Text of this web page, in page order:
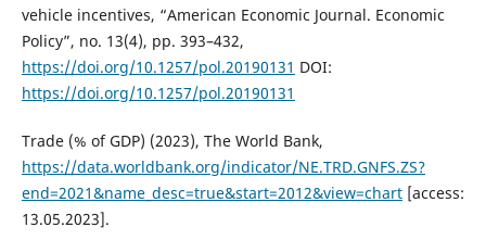
vehicle incentives, “American Economic Journal. Economic
Policy”, no. 13(4), pp. 393–432,
https://doi.org/10.1257/pol.20190131 DOI:
https://doi.org/10.1257/pol.20190131
Trade (% of GDP) (2023), The World Bank,
https://data.worldbank.org/indicator/NE.TRD.GNFS.ZS?
end=2021&name_desc=true&start=2012&view=chart[access:
13.05.2023].